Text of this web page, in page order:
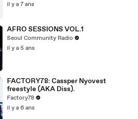
il y a 7 ans
AFRO SESSIONS VOL.1
Seoul Community Radio
il y a 5 ans
FACTORY78: Cassper Nyovest
freestyle (AKA Diss).
Factory78
il y a 6 ans